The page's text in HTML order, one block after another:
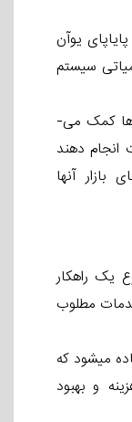
یوآن
سیستم
استفاده از این زیرساخت به کسب­ وکارها کمک می­
انجام دهند
بازار آنها
یک راهکار
مطلوب
می­شود که
و بهبود